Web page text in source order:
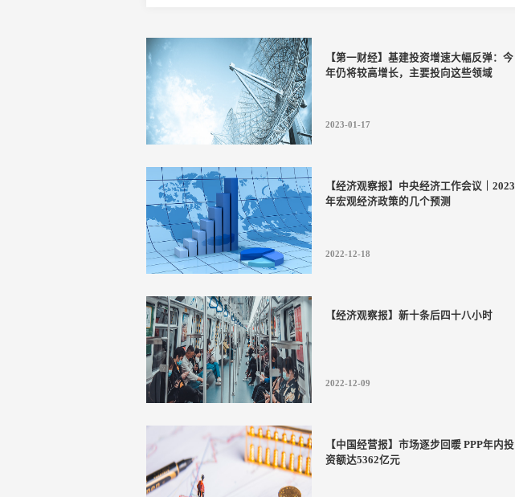
【第一财经】基建投资增速大幅反弹：今
年仍将较高增长，主要投向这些领域
2023-01-17
【经济观察报】中央经济工作会议｜2023
年宏观经济政策的几个预测
2022-12-18
【经济观察报】新十条后四十八小时
2022-12-09
【中国经营报】市场逐步回暖 PPP年内投
资额达5362亿元